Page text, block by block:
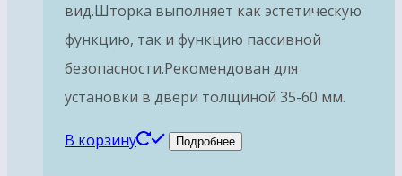
вид.Шторка выполняет как эстетическую
функцию, так и функцию пассивной
безопасности.Рекомендован для
установки в двери толщиной 35-60 мм.
В корзину Подробнее